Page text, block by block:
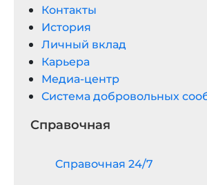
Контакты
История
Личный вклад
Карьера
Медиа-центр
Система добровольных
Справочная
Cправочная 24/7